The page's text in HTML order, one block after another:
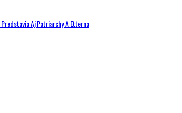
Aj Patriarchy A Etterna